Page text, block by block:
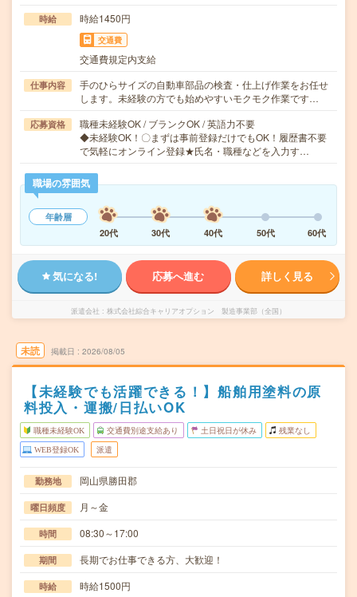
時給 時給1450円
交通費
交通費規定内支給
仕事内容
手のひらサイズの自動車部品の検査・仕上げ作業をお任せ
します。未経験の方でも始めやすいモクモク作業です…
応募資格
職種未経験OK / ブランクOK / 英語力不要
◆未経験OK！〇まずは事前登録だけでもOK！履歴書不要
で気軽にオンライン登録★氏名・職種などを入力す…
職場の雰囲気
年齢層
20代
30代 40代 50代 60代
気になる! 応募へ進む 詳しく見る
派遣会社 株式会社綜合キャリアオプション 製造事業部（全国）
未読 掲載日 2026/08/05
【未経験でも活躍できる！】船舶用塗料の原
料投入・運搬/日払いOK
職種未経験OK 交通費別途支給あり 土日祝日が休み 残業なし
WEB登録OK 派遣
勤務地 岡山県勝田郡
曜日頻度 月～金
時間 08:30～17:00
期間 長期でお仕事できる方、大歓迎！
時給 時給1500円